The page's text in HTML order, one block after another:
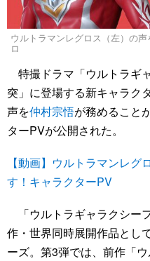
ウルトラマンレグロス（左）の
ロ
特撮ドラマ「ウルトラギ
突」に登場する新キャラク
声を仲村宗悟が務めること
ターPVが公開された。
【動画】ウルトラマンレ
す！キャラクターPV
「ウルトラギャラクシー
作・世界同時展開作品とし
ーズ。第3弾では、前作「